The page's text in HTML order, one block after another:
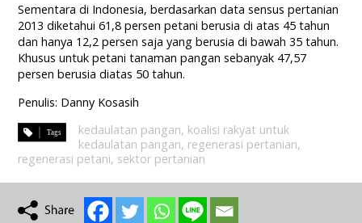
Sementara di Indonesia, berdasarkan data sensus pertanian
2013 diketahui 61,8 persen petani berusia di atas 45 tahun
dan hanya 12,2 persen saja yang berusia di bawah 35 tahun.
Khusus untuk petani tanaman pangan sebanyak 47,57
persen berusia diatas 50 tahun.
Penulis: Danny Kosasih
kedaulatan pangan, koalisi rakyat untuk
kedaulatan pangan, regenerasi pertanian,
regenerasi petani, sektor pertanian